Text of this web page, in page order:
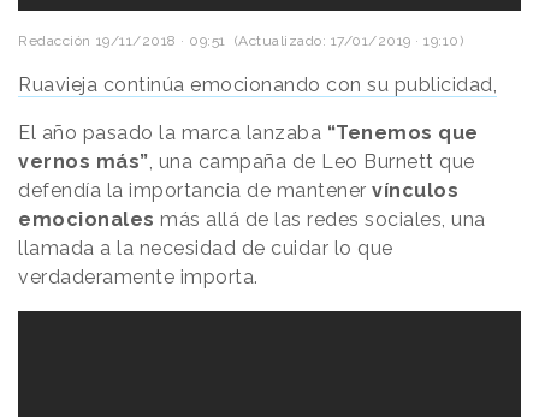
Redacción 19/11/2018 · 09:51 (Actualizado: 17/01/2019 · 19:10)
Ruavieja continúa emocionando con su publicidad,
El año pasado la marca lanzaba “Tenemos que
vernos más”, una campaña de Leo Burnett que
defendía la importancia de mantener vínculos
emocionales más allá de las redes sociales, una
llamada a la necesidad de cuidar lo que
verdaderamente importa.